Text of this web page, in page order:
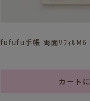
fufufu手帳 両面ﾘﾌｨﾙM6
カート